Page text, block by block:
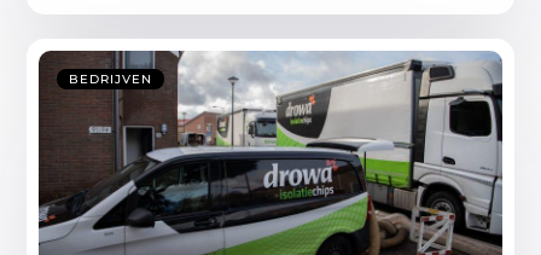
BEDRIJVEN